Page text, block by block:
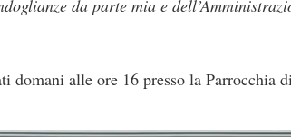
da parte mia e
domani alle ore 16 presso la Parrocchia